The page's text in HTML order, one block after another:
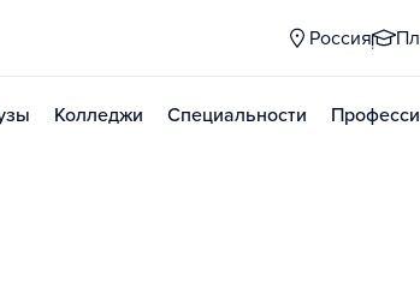
Россия
Колледжи Специальности